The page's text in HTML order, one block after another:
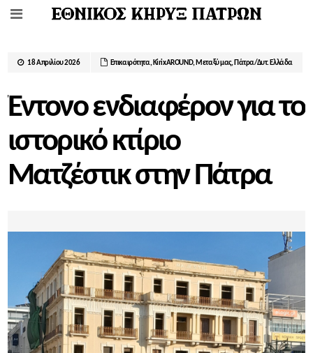
18 Απριλίου 2026 Επικαιρότητα, ΚirixAROUND, Μεταξύ μας, Πάτρα/Δυτ. Ελλάδα
Έντονο ενδιαφέρον για το
ιστορικό κτίριο
Ματζέστικ στην Πάτρα